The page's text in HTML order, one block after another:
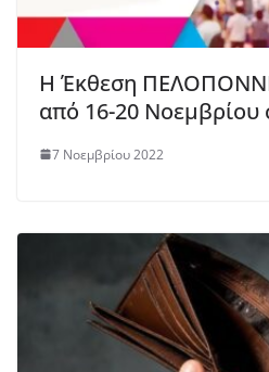
Η Έκθεση
από 16-20 Νοεμβρίου
7 Νοεμβρίου 2022